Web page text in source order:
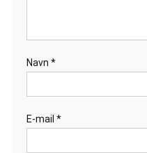
Navn *
E-mail *